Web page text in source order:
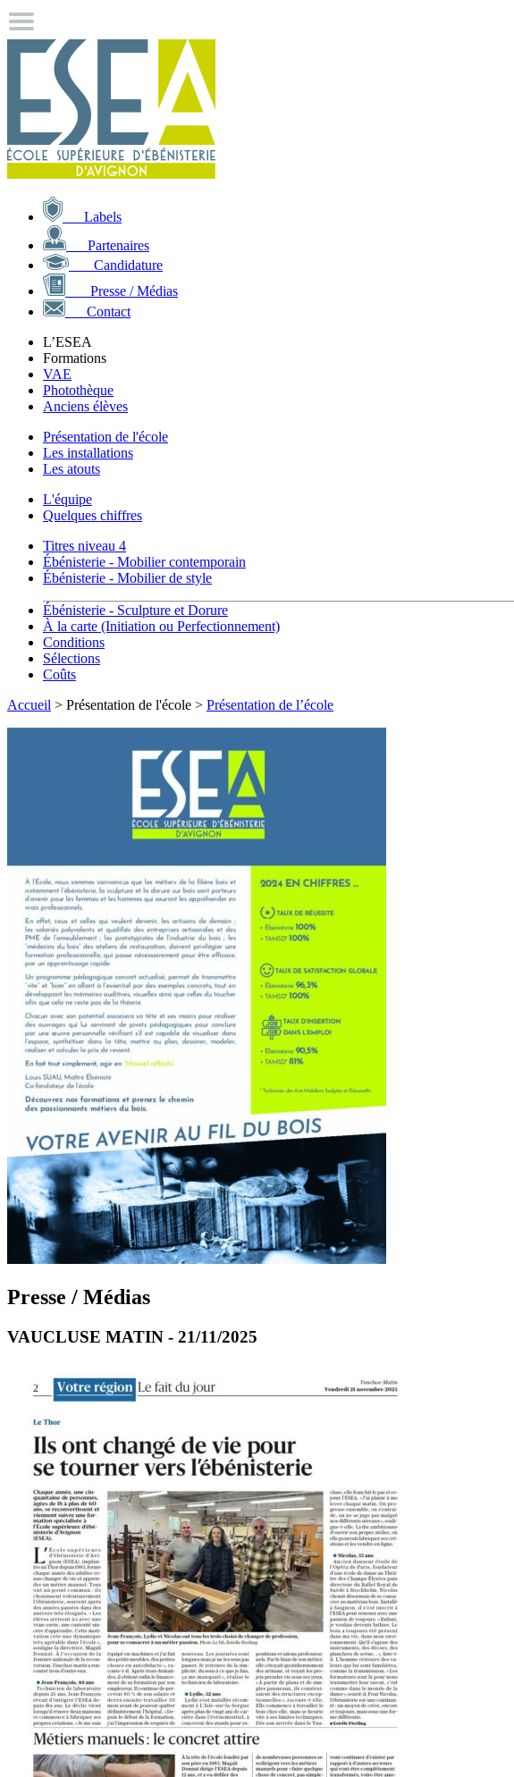
Labels
Partenaires
Candidature
Presse / Médias
Contact
L’ESEA
Formations
VAE
Photothèque
Anciens élèves
Présentation de l'école
Les installations
Les atouts
L'équipe
Quelques chiffres
Titres niveau 4
Ébénisterie - Mobilier contemporain
Ébénisterie - Mobilier de style
Ébénisterie - Sculpture et Dorure
À la carte (Initiation ou Perfectionnement)
Conditions
Sélections
Coûts
Accueil > Présentation de l'école > Présentation de l’école
Presse / Médias
VAUCLUSE MATIN - 21/11/2025